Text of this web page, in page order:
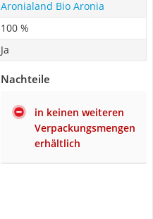
Aronialand Bio Aronia
100 %
Ja
Nachteile
in keinen weiteren
Verpackungsmengen
erhältlich